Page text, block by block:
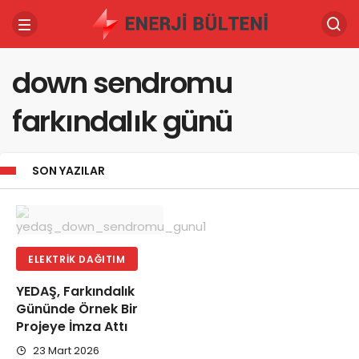
down sendromu
farkındalık günü
SON YAZILAR
ELEKTRIK DAĞITIM
YEDAŞ, Farkındalık
Gününde Örnek Bir
Projeye İmza Attı
23 Mart 2026